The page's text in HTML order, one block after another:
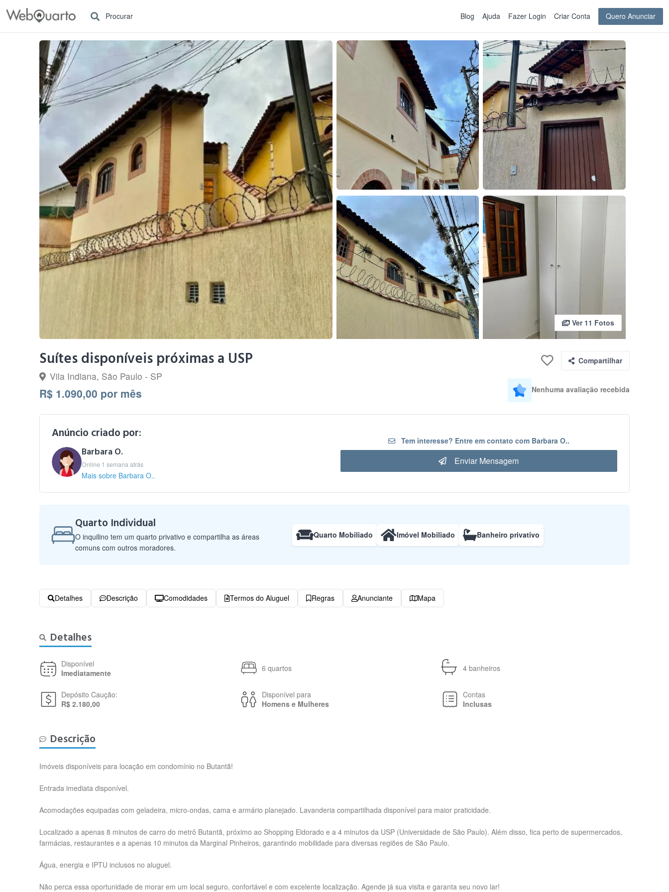
Procurar Blog Ajuda Fazer Login Criar Conta Quero Anunciar
Ver 11 Fotos
Suítes disponíveis próximas a USP
Vila Indiana, São Paulo - SP
R$ 1.090,00 por mês
Compartilhar
Nenhuma avaliação recebida
Anúncio criado por:
Barbara O.
Online 1 semana atrás
Mais sobre Barbara O..
Tem interesse? Entre em contato com Barbara O..
Enviar Mensagem
Quarto Individual
O inquilino tem um quarto privativo e compartilha as áreas
comuns com outros moradores.
Quarto Mobiliado Imóvel Mobiliado Banheiro privativo
Detalhes Descrição Comodidades Termos do Aluguel Regras Anunciante Mapa
Detalhes
Disponível
Imediatamente
6 quartos 4 banheiros
Depósito Caução:
R$ 2.180,00
Disponível para
Homens e Mulheres
Contas
Inclusas
Descrição
Imóveis disponíveis para locação em condomínio no Butantã!
Entrada imediata disponível.
Acomodações equipadas com geladeira, micro-ondas, cama e armário planejado. Lavanderia compartilhada disponível para maior praticidade.
Localizado a apenas 8 minutos de carro do metrô Butantã, próximo ao Shopping Eldorado e a 4 minutos da USP (Universidade de São Paulo). Além disso, fica perto de supermercados,
farmácias, restaurantes e a apenas 10 minutos da Marginal Pinheiros, garantindo mobilidade para diversas regiões de São Paulo.
Água, energia e IPTU inclusos no aluguel.
Não perca essa oportunidade de morar em um local seguro, confortável e com excelente localização. Agende já sua visita e garanta seu novo lar!